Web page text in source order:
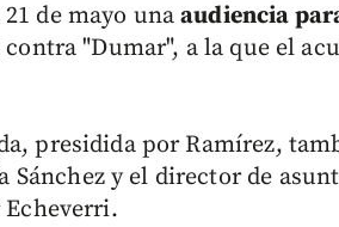
21 de mayo unaaudiencia
"Dumar", a la que el
presidida por Ramírez,
Sánchez y el director de
Echeverri.